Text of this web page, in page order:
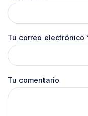
Tu correo electrónico
Tu comentario